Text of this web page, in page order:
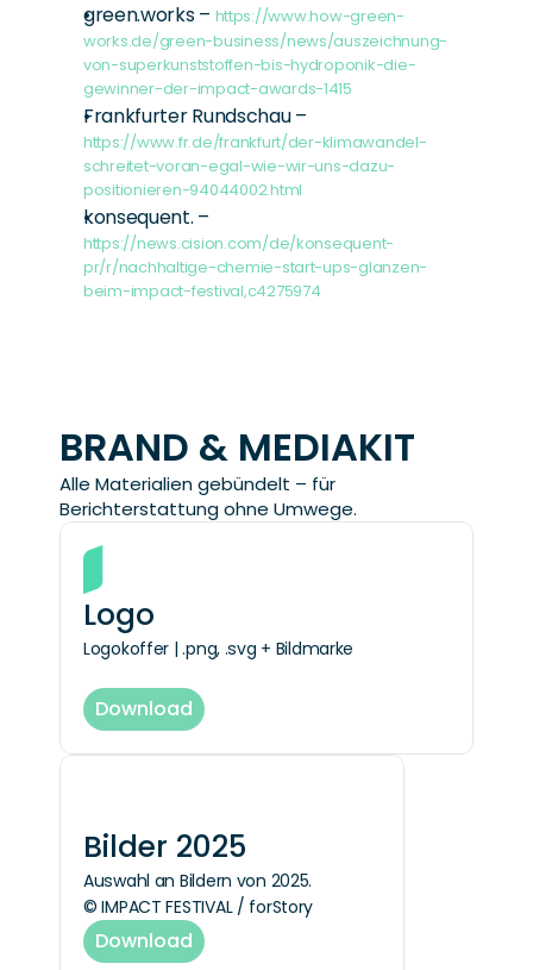
green.works – https://www.how-green-
works.de/green-business/news/auszeichnung-
von-superkunststoffen-bis-hydroponik-die-
gewinner-der-impact-awards-1415
https://www.fr.de/frankfurt/der-klimawandel-
schreitet-voran-egal-wie-wir-uns-dazu-
positionieren-94044002.html
https://news.cision.com/de/konsequent-
pr/r/nachhaltige-chemie-start-ups-glanzen-
beim-impact-festival,c4275974
BRAND & MEDIAKIT
Alle Materialien gebündelt – für
Berichterstattung ohne Umwege.
Logo
Logokoffer | .png, .svg + Bildmarke
Download
Bilder 2025
Auswahl an Bildern von 2025.
© IMPACT FESTIVAL / forStory
Download